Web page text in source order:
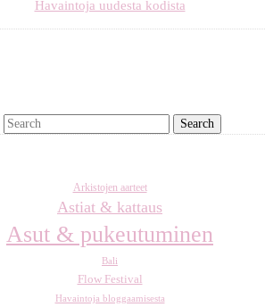
Havaintoja uudesta kodista
Arkistojen aarteet
Astiat & kattaus
Asut & pukeutuminen
Bali
Flow Festival
Havaintoja bloggaamisesta